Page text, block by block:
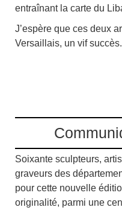
entraînant la carte du
J’espère que ces deux
Versaillais, un vif succès.
Soixante sculpteurs,
graveurs des
pour cette nouvelle
originalité, parmi une